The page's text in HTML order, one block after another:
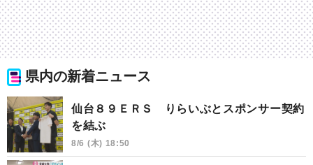
県内の新着ニュース
仙台８９ＥＲＳ りらいぶとスポンサー契約
を結ぶ
8/6 (木) 18:50